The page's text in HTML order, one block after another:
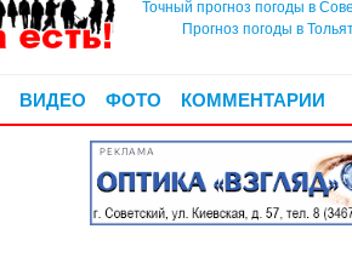
Точный прогноз погоды в
Прогноз погоды в
ВИДЕО ФОТО КОММЕНТАРИИ
РЕКЛАМА